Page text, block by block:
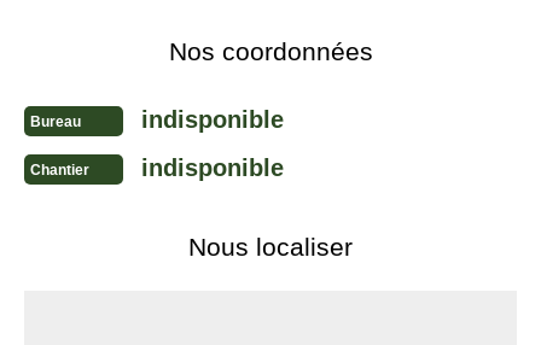
Nos coordonnées
Bureau indisponible
Chantier indisponible
Nous localiser